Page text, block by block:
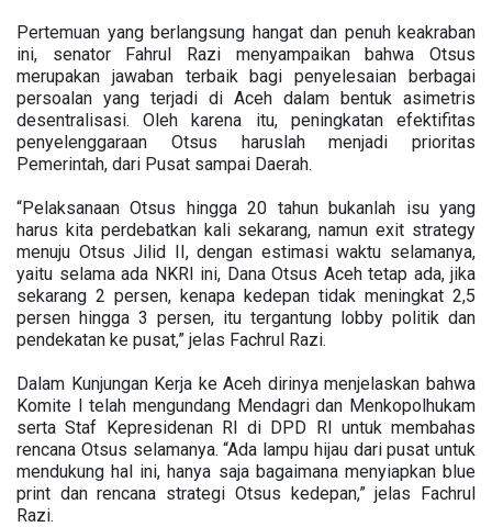
Pertemuan yang berlangsung hangat dan penuh keakraban
ini, senator Fahrul Razi menyampaikan bahwa Otsus
merupakan jawaban terbaik bagi penyelesaian berbagai
persoalan yang terjadi di Aceh dalam bentuk asimetris
desentralisasi. Oleh karena itu, peningkatan efektifitas
penyelenggaraan Otsus haruslah menjadi prioritas
Pemerintah, dari Pusat sampai Daerah.
“Pelaksanaan Otsus hingga 20 tahun bukanlah isu yang
harus kita perdebatkan kali sekarang, namun exit strategy
menuju Otsus Jilid II, dengan estimasi waktu selamanya,
yaitu selama ada NKRI ini, Dana Otsus Aceh tetap ada, jika
sekarang 2 persen, kenapa kedepan tidak meningkat 2,5
persen hingga 3 persen, itu tergantung lobby politik dan
pendekatan ke pusat,” jelas Fachrul Razi.
Dalam Kunjungan Kerja ke Aceh dirinya menjelaskan bahwa
Komite I telah mengundang Mendagri dan Menkopolhukam
serta Staf Kepresidenan RI di DPD RI untuk membahas
rencana Otsus selamanya. “Ada lampu hijau dari pusat untuk
mendukung hal ini, hanya saja bagaimana menyiapkan blue
print dan rencana strategi Otsus kedepan,” jelas Fachrul
Razi.